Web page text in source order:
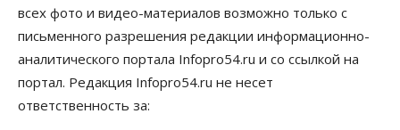
всех фото и видео-материалов возможно только с
письменного разрешения редакции информационно-
аналитического портала Infopro54.ru и со ссылкой на
портал. Редакция Infopro54.ru не несет
ответственность за: